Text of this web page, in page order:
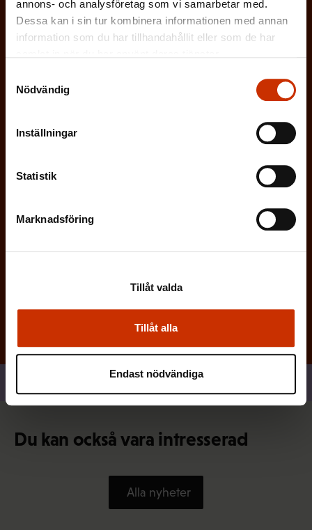
annons- och analysföretag som vi samarbetar med.
Dessa kan i sin tur kombinera informationen med annan
information som du har tillhandahållit eller som de har
Nödvändig
Inställningar
Statistik
Marknadsföring
Tillåt alla
Tillåt valda
Endast nödvändiga
kommunikationsregister*
a
Du kan också vara intresserad
Alla nyheter